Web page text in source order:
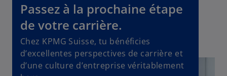
Passez à la prochaine étape
de votre carrière.
Chez KPMG Suisse, tu bénéficies
d’excellentes perspectives de carrière et
d’une culture d’entreprise véritablement